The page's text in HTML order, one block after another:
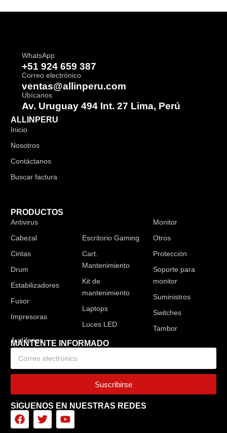
WhatsApp
+51 924 659 387
Correo electrónico
ventas@allinperu.com
Ubícanos
Av. Uruguay 494 Int. 27 Lima, Perú
ALLINPERU
Inicio
Nosotros
Contáctanos
Buscar factura
PRODUCTOS
Antivirus
Cabezal
Cintas
Drum
Estabilizadores
Fusor
Impresoras
Escritorio Gaming
Cart.
Mantenimiento
Kit de
mantenimiento
Laptops
Luces LED
Monitor
Otros
Protección
Soporte para
monitor
Suministros
Switches
Tambor
MANTENTE INFORMADO
Suscribirse
SIGUENOS EN NUESTRAS REDES